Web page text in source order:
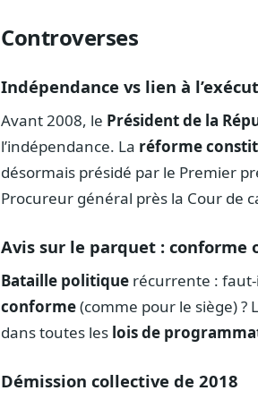
Controverses
Indépendance vs lien à
Avant 2008, le Président de la
l’indépendance. La réforme
désormais présidé par le Premier
Procureur général près la Cour de
Avis sur le parquet : conforme
Bataille politique récurrente :
conforme(comme pour le siège)
dans toutes les lois de
Démission collective de 2018